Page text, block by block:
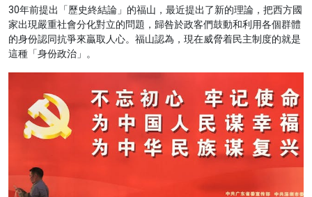
30年前提出「歷史終結論」的福山，最近提出了新的理論，把西方國
家出現嚴重社會分化對立的問題，歸咎於政客們鼓動和利用各個群體
的身份認同抗爭來贏取人心。福山認為，現在威脅着民主制度的就是
這種「身份政治」。